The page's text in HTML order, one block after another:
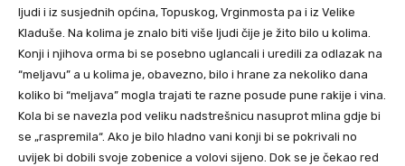
ljudi i iz susjednih općina, Topuskog, Vrginmosta pa i iz Velike
Kladuše. Na kolima je znalo biti više ljudi čije je žito bilo u kolima.
Konji i njihova orma bi se posebno uglancali i uredili za odlazak na
“meljavu” a u kolima je, obavezno, bilo i hrane za nekoliko dana
koliko bi “meljava” mogla trajati te razne posude pune rakije i vina.
Kola bi se navezla pod veliku nadstrešnicu nasuprot mlina gdje bi
se „raspremila“. Ako je bilo hladno vani konji bi se pokrivali no
uvijek bi dobili svoje zobenice a volovi sijeno. Dok se je čekao red